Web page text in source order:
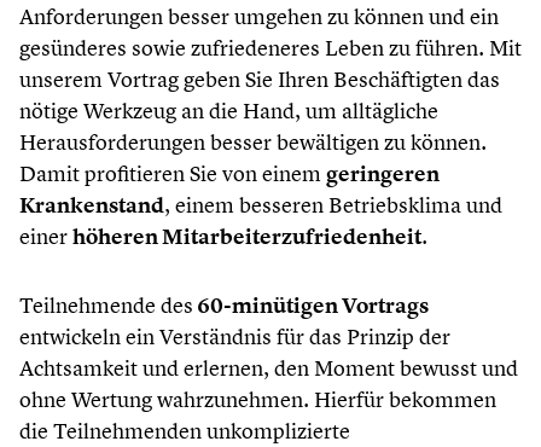
Anforderungen besser umgehen zu können und ein
gesünderes sowie zufriedeneres Leben zu führen. Mit
unserem Vortrag geben Sie Ihren Beschäftigten das
nötige Werkzeug an die Hand, um alltägliche
Herausforderungen besser bewältigen zu können.
Damit profitieren Sie von einemgeringeren
Krankenstand, einem besseren Betriebsklima und
einerhöheren Mitarbeiterzufriedenheit.
Teilnehmende des 60-minütigen Vortrags
entwickeln ein Verständnis für das Prinzip der
Achtsamkeit und erlernen, den Moment bewusst und
ohne Wertung wahrzunehmen. Hierfür bekommen
die Teilnehmenden unkomplizierte